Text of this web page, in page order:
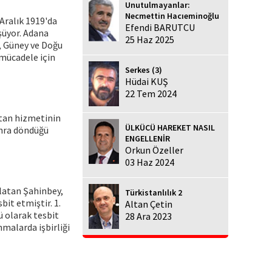
1919'da
Adana
ve Doğu
için
hizmetinin
döndüğü
Şahinbey,
etmiştir. 1.
olarak tesbit
işbirliği
Unutulmayanlar:
Necmettin Hacıeminoğlu
Efendi BARUTCU
25 Haz 2025
Serkes (3)
Hüdai KUŞ
22 Tem 2024
ÜLKÜCÜ HAREKET NASIL
ENGELLENİR
Orkun Özeller
03 Haz 2024
Türkistanlılık 2
Altan Çetin
28 Ara 2023